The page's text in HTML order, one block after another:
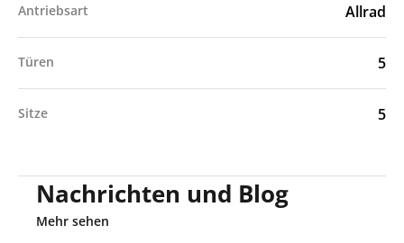
Antriebsart Allrad
Türen 5
Sitze 5
Nachrichten und Blog
Mehr sehen